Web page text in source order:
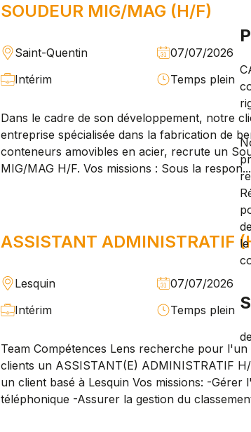
SOUDEUR MIG/MAG (H/F)
Saint-Quentin
07/07/2026
Intérim
Temps plein
Dans le cadre de son développement, notre
entreprise spécialisée dans la fabrication de
conteneurs amovibles en acier, recrute un
MIG/MAG H/F. Vos missions : Sous la respon...
ASSISTANT ADMINISTRATIF
Lesquin
07/07/2026
Intérim
Temps plein
Team Compétences Lens recherche pour l'un
clients un ASSISTANT(E) ADMINISTRATIF
un client basé à Lesquin Vos missions: -Gérer
téléphonique -Assurer la gestion du